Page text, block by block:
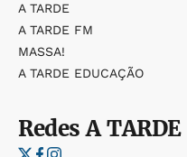
A TARDE
A TARDE FM
MASSA!
A TARDE EDUCAÇÃO
RedesA TARDE